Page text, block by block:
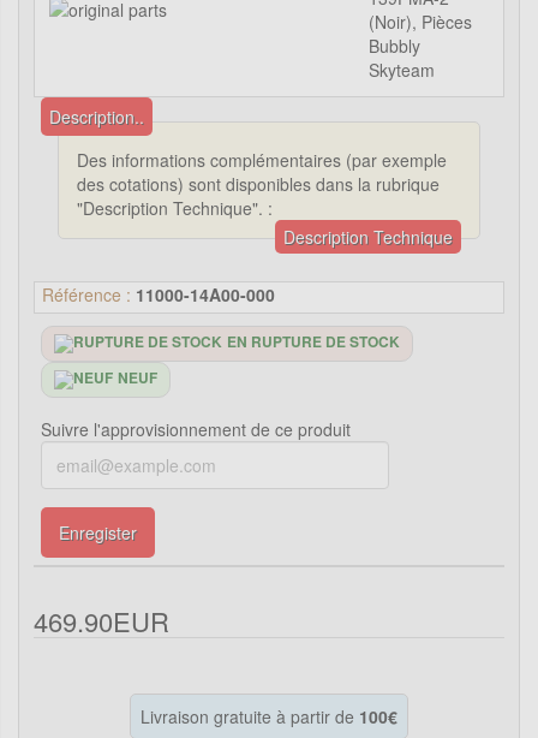
Description..
Des informations complémentaires (par exemple
des cotations) sont disponibles dans la rubrique
"Description Technique". :
Description Technique
Référence : 11000-14A00-000
EN RUPTURE DE STOCK
NEUF
Suivre l'approvisionnement de ce produit
Enregister
469.90EUR
Livraison gratuite à partir de 100€